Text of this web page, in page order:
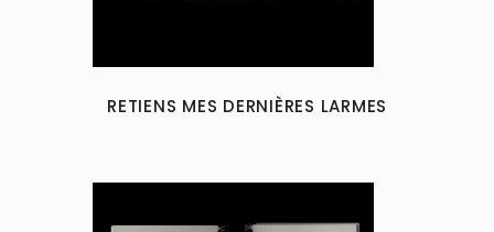
RETIENS MES DERNIÈRES LARMES